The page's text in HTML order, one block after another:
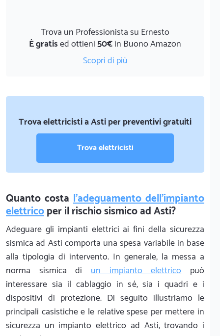
Trova un Professionista su Ernesto
È gratised ottieni50€in Buono Amazon
Scopri di più
Trova elettricisti a Asti per preventivi gratuiti
Trova elettricisti
Quanto costa l'adeguamento dell'impianto
elettricoper il rischio sismico ad Asti?
Adeguare gli impianti elettrici ai fini della sicurezza
sismica ad Asti comporta una spesa variabile in base
alla tipologia di intervento. In generale, la messa a
norma sismica di un impianto elettricopuò
interessare sia il cablaggio in sé, sia i quadri e i
dispositivi di protezione. Di seguito illustriamo le
principali casistiche e le relative spese per mettere in
sicurezza un impianto elettrico ad Asti, trovando i